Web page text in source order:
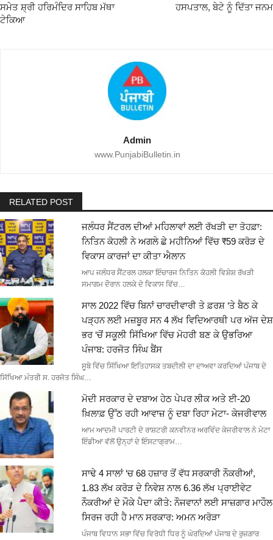
ਸਮੇਤ ਸ਼੍ਰੀ ਹਰਿਮੰਦਿਰ ਸਾਹਿਬ ਮੱਥਾ
ਟੇਕਿਆ
ਹਸਪਤਾਲ, ਬੇਟੇ ਨੂੰ ਦਿੱਤਾ ਜਨਮ
Admin
www.PunjabiBulletin.in
RELATED POST
ਜਲੰਧਰ ਸੈਂਟਰਲ ਦੀਆਂ ਮਹਿਲਾਵਾਂ ਲਈ ਰੱਖੜੀ ਦਾ ਤੋਹਫ਼ਾ:
ਨਿਤਿਨ ਕੋਹਲੀ ਨੇ ਅਗਲੇ ਛੇ ਮਹੀਨਿਆਂ ਵਿੱਚ ₹59 ਕਰੋੜ ਦੇ
ਵਿਕਾਸ ਕਾਰਜਾਂ ਦਾ ਕੀਤਾ ਐਲਾਨ
ਆਪ ਜਲੰਧਰ ਸੈਂਟਰਲ ਹਲਕਾ ਇੰਚਾਰਜ ਨਿਤਿਨ ਕੋਹਲੀ ਵਿਸ਼ੇਸ਼ ਰੱਖੜੀ
ਸਮਾਗਮ ਦੌਰਾਨ ਹਲਕੇ ਦੇ ਵਿਕਾਸ ਵਿੱਚ…
ਸਾਲ 2022 ਵਿੱਚ ਬਿਨਾਂ ਚਾਰਦੀਵਾਰੀ ਤੇ ਫ਼ਰਸ਼ ‘ਤੇ ਬੈਠ ਕੇ
ਪੜ੍ਹਨ ਲਈ ਮਜ਼ਬੂਰ ਸਨ 4 ਲੱਖ ਵਿਦਿਆਰਥੀ ਪਰ ਅੱਜ ਦੇਸ਼
ਭਰ ‘ਚੋਂ ਸਕੂਲੀ ਸਿੱਖਿਆ ਵਿੱਚ ਮੋਹਰੀ ਬਣ ਕੇ ਉਭਰਿਆ
ਪੰਜਾਬ: ਹਰਜੋਤ ਸਿੰਘ ਬੈਂਸ
ਸੂਬੇ ਵਿੱਚ ਸਿੱਖਿਆ ਇਤਿਹਾਸਕ ਤਬਦੀਲੀ ਦਾ ਦਾਅਵਾ ਕਰਦਿਆਂ ਪੰਜਾਬ ਦੇ
ਸਿੱਖਿਆ ਮੰਤਰੀ ਸ. ਹਰਜੋਤ ਸਿੰਘ…
ਮੋਦੀ ਸਰਕਾਰ ਦੇ ਦਬਾਅ ਹੇਠ ਪੇਪਰ ਲੀਕ ਅਤੇ ਈ-20
ਖ਼ਿਲਾਫ਼ ਉੱਠ ਰਹੀ ਆਵਾਜ਼ ਨੂੰ ਦਬਾ ਰਿਹਾ ਮੇਟਾ- ਕੇਜਰੀਵਾਲ
ਆਮ ਆਦਮੀ ਪਾਰਟੀ ਦੇ ਰਾਸ਼ਟਰੀ ਕਨਵੀਨਰ ਅਰਵਿੰਦ ਕੇਜਰੀਵਾਲ ਨੇ ਮੇਟਾ
ਇੰਡੀਆ ਵੱਲੋਂ ਉਨ੍ਹਾਂ ਦੇ ਇੰਸਟਾਗ੍ਰਾਮ…
ਸਾਢੇ 4 ਸਾਲਾਂ ‘ਚ 68 ਹਜ਼ਾਰ ਤੋਂ ਵੱਧ ਸਰਕਾਰੀ ਨੌਕਰੀਆਂ,
1.83 ਲੱਖ ਕਰੋੜ ਦੇ ਨਿਵੇਸ਼ ਨਾਲ 6.36 ਲੱਖ ਪ੍ਰਾਈਵੇਟ
ਨੌਕਰੀਆਂ ਦੇ ਮੌਕੇ ਪੈਦਾ ਕੀਤੇ: ਨੌਜਵਾਨਾਂ ਲਈ ਸਾਜ਼ਗਾਰ ਮਾਹੌਲ
ਸਿਰਜ ਰਹੀ ਹੈ ਮਾਨ ਸਰਕਾਰ: ਅਮਨ ਅਰੋੜਾ
ਪੰਜਾਬ ਵਿਧਾਨ ਸਭਾ ਵਿੱਚ ਵਿਰੋਧੀ ਧਿਰ ਨੂੰ ਘੇਰਦਿਆਂ ਪੰਜਾਬ ਦੇ ਰੁਜ਼ਗਾਰ